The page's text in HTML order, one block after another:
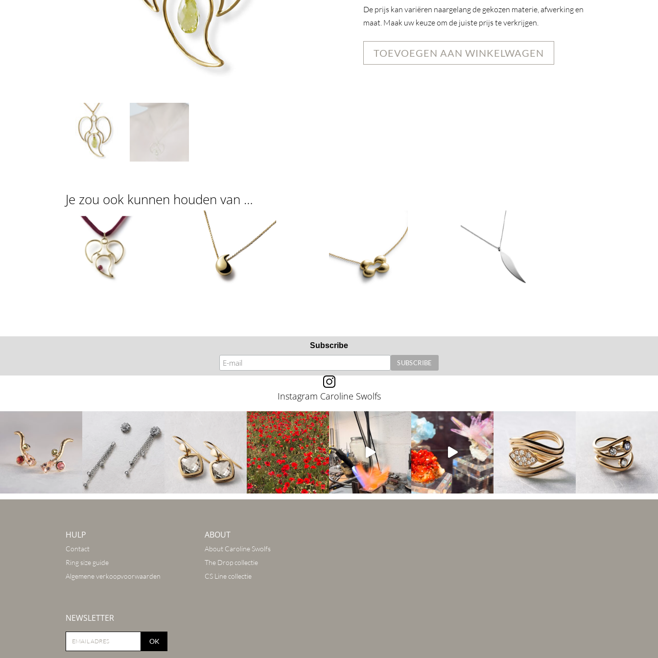
De prijs kan variëren naargelang de gekozen materie, afwerking en
maat. Maak uw keuze om de juiste prijs te verkrijgen.
TOEVOEGEN AAN WINKELWAGEN
Je zou ook kunnen houden van …
Subscribe
Instagram Caroline Swolfs
HULP
Contact
Ring size guide
Algemene verkoopvoorwaarden
NEWSLETTER
OK
ABOUT
About Caroline Swolfs
The Drop collectie
CS Line collectie